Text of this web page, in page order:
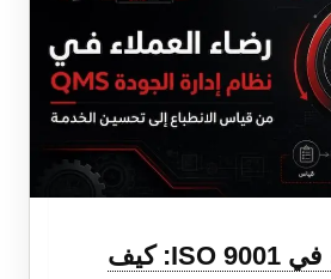
رضاء العملاء في ISO 9001: كيف